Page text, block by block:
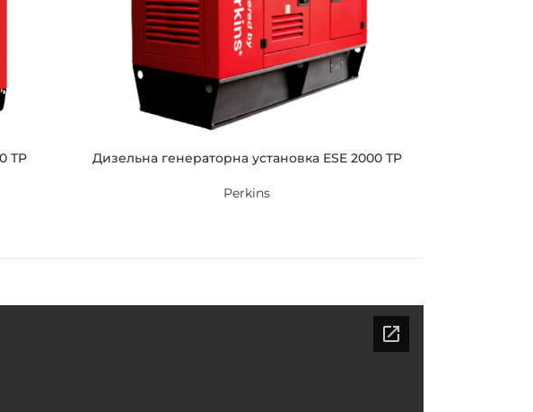
TP Дизельна генераторна установка ESE 2000 TP
Perkins